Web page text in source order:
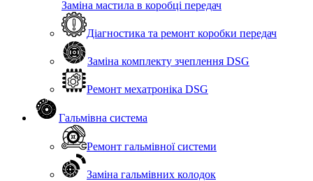
Заміна мастила в коробці передач
Діагностика та ремонт коробки передач
Заміна комплекту зчеплення DSG
Ремонт мехатроніка DSG
Гальмівна система
Ремонт гальмівної системи
Заміна гальмівних колодок